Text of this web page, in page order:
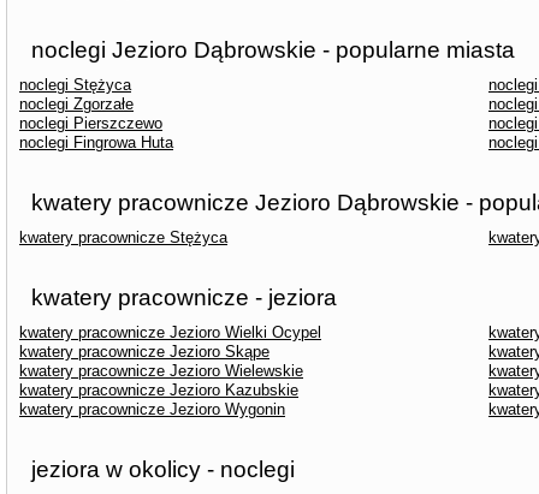
noclegi Jezioro Dąbrowskie - popularne miasta
noclegi Stężyca
noclegi
noclegi Zgorzałe
noclegi Pierszczewo
noclegi Fingrowa Huta
kwatery pracownicze Jezioro Dąbrowskie -
kwatery pracownicze Stężyca
kwatery pracownicze - jeziora
kwatery pracownicze Jezioro Wielki Ocypel
kwatery pracownicze Jezioro Skąpe
kwatery pracownicze Jezioro Wielewskie
kwatery pracownicze Jezioro Kazubskie
kwatery pracownicze Jezioro Wygonin
jeziora w okolicy - noclegi